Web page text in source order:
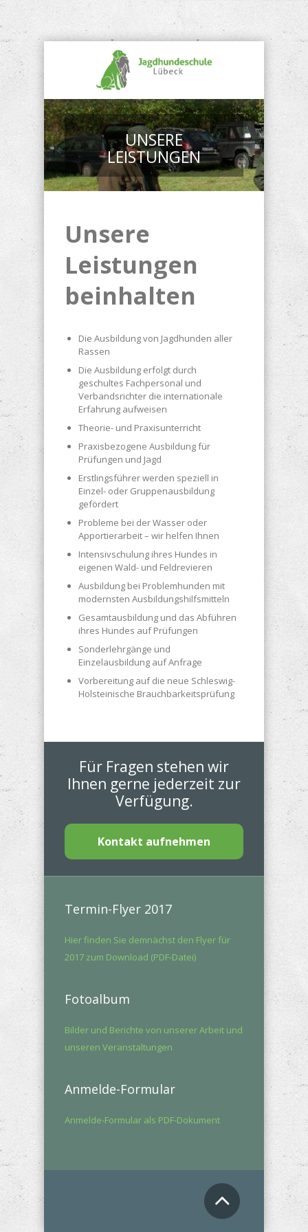
UNSERE
LEISTUNGEN
Unsere
Leistungen
beinhalten
Die Ausbildung von Jagdhunden aller
Rassen
Die Ausbildung erfolgt durch
geschultes Fachpersonal und
Verbandsrichter die internationale
Erfahrung aufweisen
Theorie- und Praxisunterricht
Praxisbezogene Ausbildung für
Prüfungen und Jagd
Erstlingsführer werden speziell in
Einzel- oder Gruppenausbildung
gefördert
Probleme bei der Wasser oder
Apportierarbeit – wir helfen Ihnen
Intensivschulung ihres Hundes in
eigenen Wald- und Feldrevieren
Ausbildung bei Problemhunden mit
modernsten Ausbildungshilfsmitteln
Gesamtausbildung und das Abführen
ihres Hundes auf Prüfungen
Sonderlehrgänge und
Einzelausbildung auf Anfrage
Vorbereitung auf die neue Schleswig-
Holsteinische Brauchbarkeitsprüfung
Für Fragen stehen wir
Ihnen gerne jederzeit zur
Verfügung.
Kontakt aufnehmen
Termin-Flyer 2017
Hier finden Sie demnächst den Flyer für
2017 zum Download (PDF-Datei)
Fotoalbum
Bilder und Berichte von unserer Arbeit und
unseren Veranstaltungen
Anmelde-Formular
Anmelde-Formular als PDF-Dokument